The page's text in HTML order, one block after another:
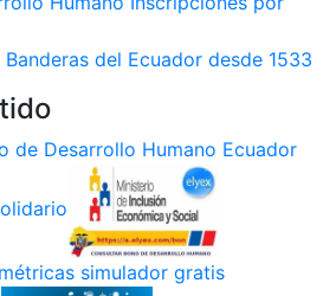
del Ecuador desde 1533
de Desarrollo Humano Ecuador
simulador gratis